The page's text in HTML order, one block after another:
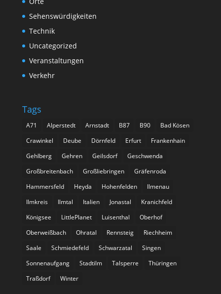
Sehenswürdigkeiten
Technik
Uncategorized
Veranstaltungen
Verkehr
Tags
A71 Alperstedt Arnstadt B87 B90
Bad Kösen
Crawinkel
Deube Dörnfeld Erfurt
Frankenhain
Gehlberg
Gehren Geilsdorf
Geschwenda
Großbreitenbach
Großliebringen
Gräfenroda
Hammersfeld
Heyda Hohenfelden
Ilmenau
Ilmkreis
Ilmtal Italien Jonastal
Kranichfeld
Königsee
LittlePlanet Luisenthal
Oberhof
Oberweißbach
Ohratal Rennsteig
Riechheim
Saale
Schmiedefeld Schwarzatal
Singen
Sonnenaufgang
Stadtilm Talsperre
Thüringen
Traßdorf
Winter